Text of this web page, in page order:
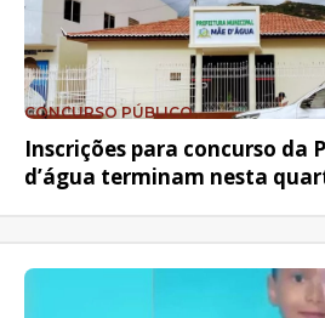
CONCURSO PÚBLICO
Inscrições para concurso da
d’água terminam nesta